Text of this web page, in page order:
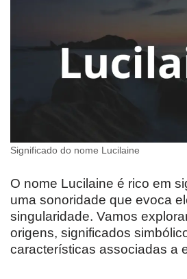
Significado do nome Lucilaine
O nome Lucilaine é rico em
uma sonoridade que evoca
singularidade. Vamos
origens, significados
características associadas a